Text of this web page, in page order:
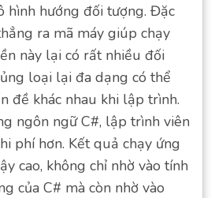
hình hướng đối tượng. Đặc
ra mã máy giúp chạy
này lại có rất nhiều đối
loại lại đa dạng có thể
đề khác nhau khi lập trình.
ngôn ngữ C#, lập trình viên
phí hơn. Kết quả chạy ứng
cao, không chỉ nhờ vào tính
của C# mà còn nhờ vào